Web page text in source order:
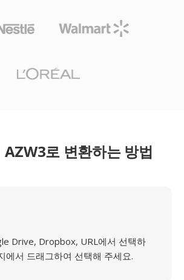
AZW3로 변환하는 방법
Drive, Dropbox, URL에서 선택하
에서 드래그하여 선택해 주세요.